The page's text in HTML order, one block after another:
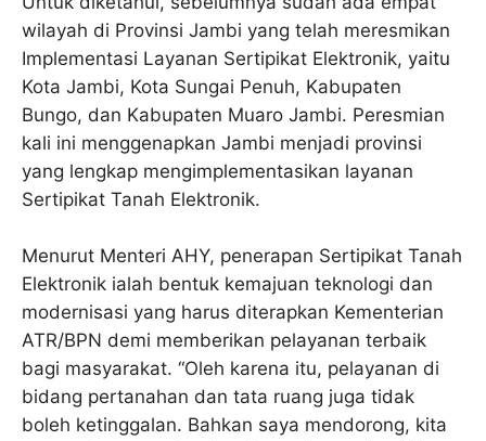
wilayah di Provinsi Jambi yang telah meresmikan
Implementasi Layanan Sertipikat Elektronik, yaitu
Kota Jambi, Kota Sungai Penuh, Kabupaten
Bungo, dan Kabupaten Muaro Jambi. Peresmian
kali ini menggenapkan Jambi menjadi provinsi
yang lengkap mengimplementasikan layanan
Sertipikat Tanah Elektronik.
Menurut Menteri AHY, penerapan Sertipikat Tanah
Elektronik ialah bentuk kemajuan teknologi dan
modernisasi yang harus diterapkan Kementerian
ATR/BPN demi memberikan pelayanan terbaik
bagi masyarakat. “Oleh karena itu, pelayanan di
bidang pertanahan dan tata ruang juga tidak
boleh ketinggalan. Bahkan saya mendorong, kita